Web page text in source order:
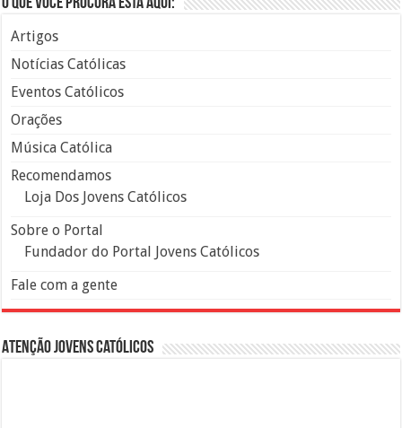
Artigos
Notícias Católicas
Eventos Católicos
Orações
Música Católica
Recomendamos
Loja Dos Jovens Católicos
Sobre o Portal
Fundador do Portal Jovens Católicos
Fale com a gente
Atenção Jovens Católicos